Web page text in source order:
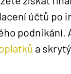
účtů po
podnikání.
a